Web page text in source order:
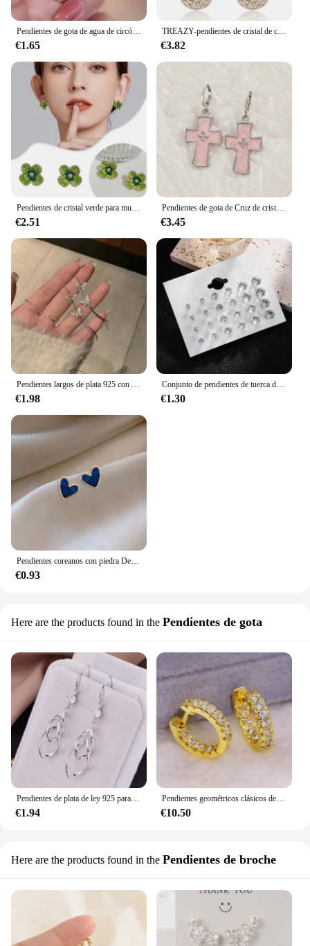
Pendientes de gota de agua de circón para mujer, aretes largos de cristal brillante, Pendientes colgantes para niñas, regalos de joyería para fiesta de boda
€1.65
TREAZY-pendientes de cristal de champán de lujo para mujer, joyería de Color dorado, Bricons femeninos, gota grande para pendientes largos de boda, moda
€3.82
Pendientes de cristal verde para mujer, aretes pequeños y frescos, accesorios para la oreja
€2.51
Pendientes de gota de Cruz de cristal Rosa Punk Vintage para mujer, pendientes de dijes de estrella de Cruz de Hip Hop gótico, joyería estética Y2K
€3.45
€1.98
Conjunto de pendientes de tuerca de boda para hombres y mujeres, accesorios de joyería de cristal, blanco brillante, nuevo, 12 pares por paquete
€1.30
€0.93
Here are the products found in the Pendientes de gota
€1.94
Pendientes geométricos clásicos de oro de 18k para mujer, aretes redondos de cristal de diamante completo, circonita chapada en plata, regalo de Navidad, joyería de fiesta
€10.50
Here are the products found in the Pendientes de broche